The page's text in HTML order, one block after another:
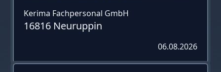
Kerima Fachpersonal GmbH
16816 Neuruppin
06.08.2026